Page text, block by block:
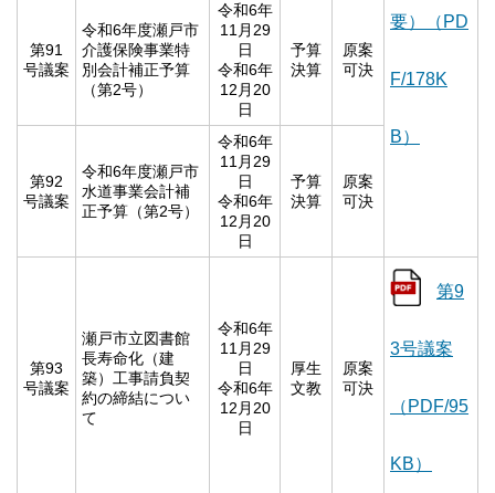
要）（PD
F/178K
B）
第91
号議案
令和6年度瀬戸市
介護保険事業特
別会計補正予算
（第2号）
令和6年
11月29
日
令和6年
12月20
日
予算
決算
原案
可決
第92
号議案
令和6年度瀬戸市
水道事業会計補
正予算（第2号）
令和6年
11月29
日
令和6年
12月20
日
予算
決算
原案
可決
第93
号議案
瀬戸市立図書館
長寿命化（建
築）工事請負契
約の締結につい
て
令和6年
11月29
日
令和6年
12月20
日
厚生
文教
原案
可決
第9
3号議案
（PDF/95
KB）